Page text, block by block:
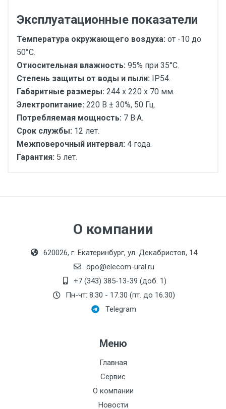
Эксплуатационные показатели
Температура окружающего воздуха: от -10 до
50°C.
Относительная влажность: 95% при 35°C.
Степень защиты от воды и пыли: IP54.
Габаритные размеры: 244 x 220 x 70 мм.
Электропитание: 220 В ± 30%, 50 Гц.
Потребляемая мощность: 7 В·А.
Срок службы: 12 лет.
Межповерочный интервал: 4 года.
Гарантия: 5 лет.
Декларация о соответствии СПТ961
О компании
620026, г. Екатеринбург, ул. Декабристов, 14
opo@elecom-ural.ru
+7 (343) 385-13-39 (доб. 1)
Пн-чт: 8.30 - 17.30 (пт. до 16.30)
Telegram
Меню
Главная
Сервис
О компании
Новости